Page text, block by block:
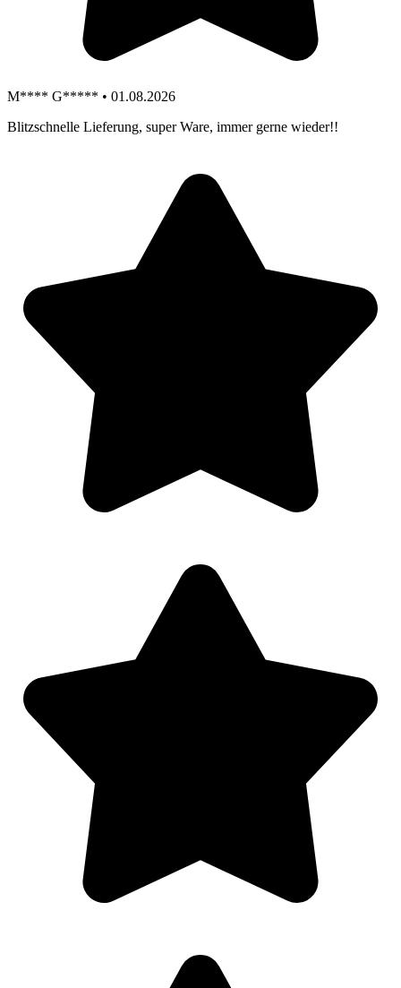
M**** G***** • 01.08.2026
Blitzschnelle Lieferung, super Ware, immer gerne wieder!!